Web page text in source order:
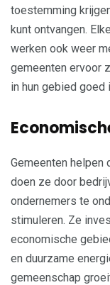
toestemming
kunt ontvangen.
werken ook weer
gemeenten ervoor
in hun gebied goed
Gemeenten helpen
doen ze door
ondernemers te
stimuleren. Ze
economische
en duurzame
gemeenschap